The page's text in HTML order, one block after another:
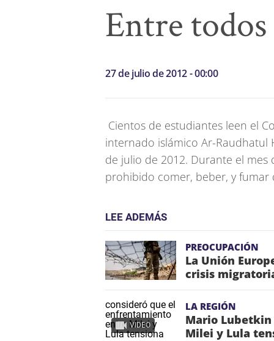
Entre todos
27 de julio de 2012 - 00:00
Cientos de estudiantes leen el
internado islámico Ar-Raudhatul
de julio de 2012. Durante el mes
prohibido comer, beber, y fumar
LEE ADEMÁS
PREOCUPACIÓN
La Unión
crisis
VIDEO
LA REGIÓN
Mario
Milei y Lula